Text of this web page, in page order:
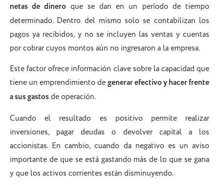
netas de dinero que se dan en un período de tiempo
determinado. Dentro del mismo solo se contabilizan los
pagos ya recibidos, y no se incluyen las ventas y cuentas
por cobrar cuyos montos aún no ingresaron a la empresa.
Este factor ofrece información clave sobre la capacidad que
tiene un emprendimiento degenerar efectivo y hacer frente
a sus gastosde operación.
Cuando el resultado es positivo permite realizar
inversiones, pagar deudas o devolver capital a los
accionistas. En cambio, cuando da negativo es un aviso
importante de que se está gastando más de lo que se gana
y que los activos corrientes están disminuyendo.